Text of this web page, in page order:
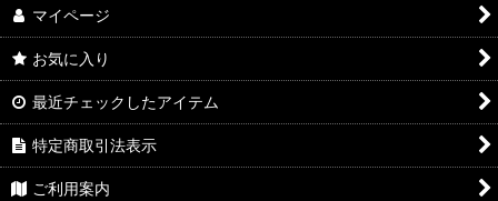
マイページ
お気に入り
最近チェックしたアイテム
特定商取引法表示
ご利用案内